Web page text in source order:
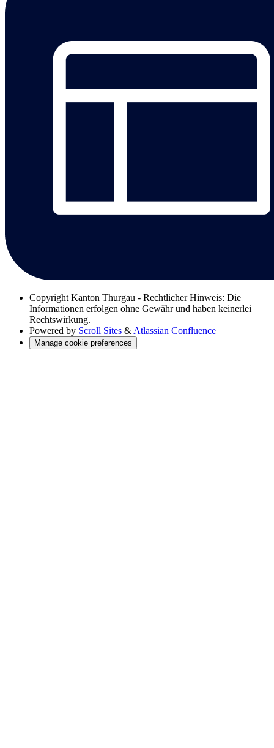
Copyright Kanton Thurgau - Rechtlicher Hinweis: Die
Informationen erfolgen ohne Gewähr und haben keinerlei
Rechtswirkung.
Powered by Scroll Sites & Atlassian Confluence
Manage cookie preferences